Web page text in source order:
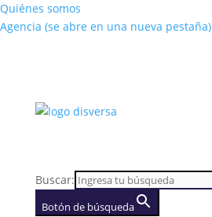
Quiénes somos
Agencia (se abre en una nueva pestaña)
Buscar:
Botón de búsqueda